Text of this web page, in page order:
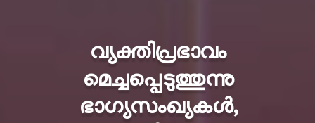
വ്യക്തിപ്രഭാവം
മെച്ചപ്പെടുത്തുന്നു
ഭാഗ്യസംഖ്യകള്‍,